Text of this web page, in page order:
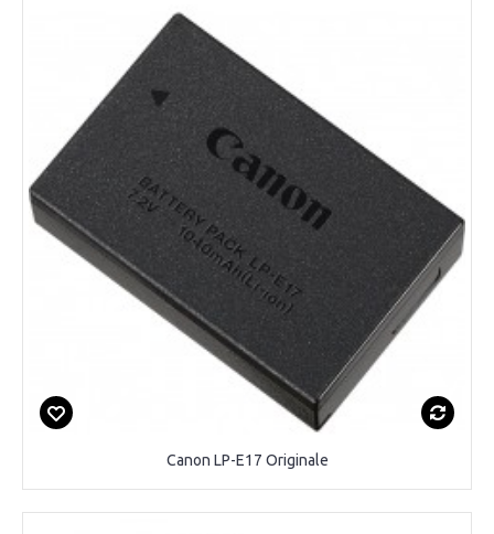
Canon LP-E17 Originale